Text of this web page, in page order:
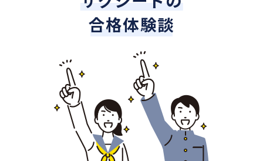
合格体験談